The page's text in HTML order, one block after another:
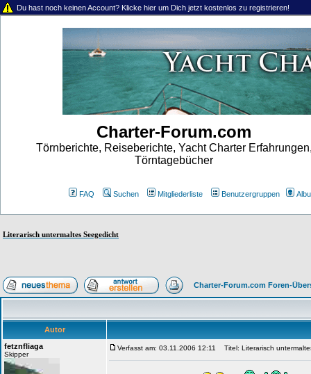
Du hast noch keinen Account? Klicke hier um Dich jetzt kostenlos zu registrieren!
Charter-Forum.com
Törnberichte, Reiseberichte, Yacht Charter
Törntagebücher
FAQ Suchen Mitgliederliste Benutzergruppen
Literarisch untermaltes Seegedicht
Charter-Forum.com Foren-
Autor
fetznfliaga
Skipper
Verfasst am: 03.11.2006 12:11 Titel: Literarisch